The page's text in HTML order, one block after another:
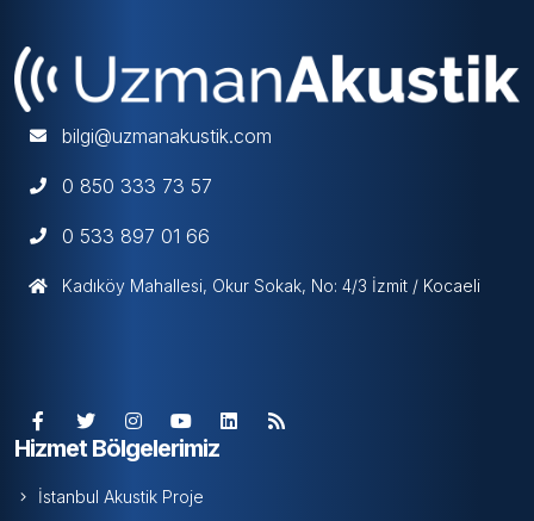
bilgi@uzmanakustik.com
0 850 333 73 57
0 533 897 01 66
Kadıköy Mahallesi, Okur Sokak, No: 4/3 İzmit / Kocaeli
Hizmet Bölgelerimiz
İstanbul Akustik Proje